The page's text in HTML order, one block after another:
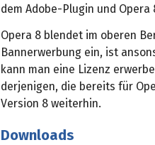
dem Adobe-Plugin und
Opera 8 blendet im oberen
Bannerwerbung ein, ist
kann man eine Lizenz
derjenigen, die bereits für
Version 8 weiterhin.
Downloads